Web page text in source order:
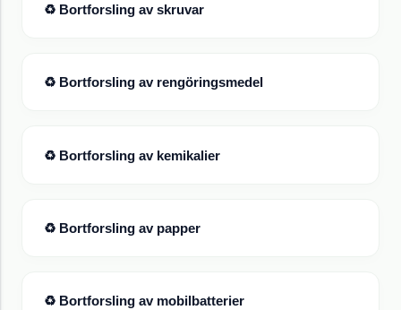
♻ Bortforsling avskruvar
♻ Bortforsling av rengöringsmedel
♻ Bortforsling av kemikalier
♻ Bortforsling av papper
♻ Bortforsling av mobilbatterier